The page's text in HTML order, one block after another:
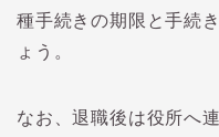
種手続きの期限と手続
ょう。
なお、退職後は役所へ